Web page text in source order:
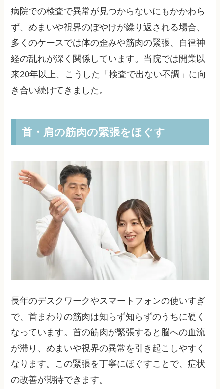
病院での検査で異常が見つからないにもかかわら
ず、めまいや視界のぼやけが繰り返される場合、
多くのケースでは体の歪みや筋肉の緊張、自律神
経の乱れが深く関係しています。当院では開業以
来20年以上、こうした「検査で出ない不調」に向
き合い続けてきました。
首・肩の筋肉の緊張をほぐす
長年のデスクワークやスマートフォンの使いすぎ
で、首まわりの筋肉は知らず知らずのうちに硬く
なっています。首の筋肉が緊張すると脳への血流
が滞り、めまいや視界の異常を引き起こしやすく
なります。この緊張を丁寧にほぐすことで、症状
の改善が期待できます。